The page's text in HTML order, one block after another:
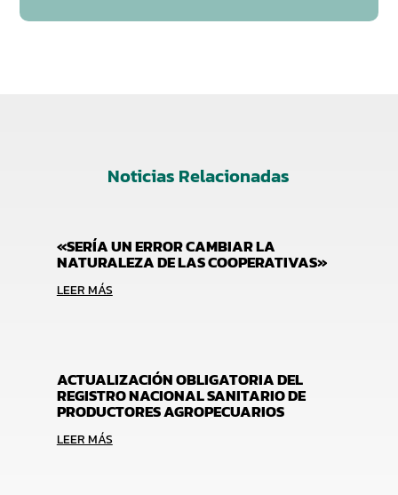
Noticias Relacionadas
«SERÍA UN ERROR CAMBIAR LA
NATURALEZA DE LAS COOPERATIVAS»
LEER MÁS
ACTUALIZACIÓN OBLIGATORIA DEL
REGISTRO NACIONAL SANITARIO DE
PRODUCTORES AGROPECUARIOS
LEER MÁS